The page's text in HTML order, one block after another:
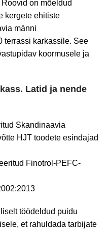
on mõeldud
kergete ehitiste
männi
terrassi karkassile. See
koormusele ja
Latid ja nende
Skandinaavia
HJT toodete esindajad
Finotrol-PEFC-
töödeldud puidu
et rahuldada tarbijate